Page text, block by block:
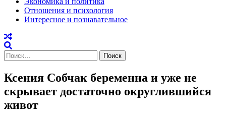
Отношения и психология
Интересное и познавательное
Найти:
Ксения Собчак беременна и уже не
скрывает достаточно округлившийся
живот